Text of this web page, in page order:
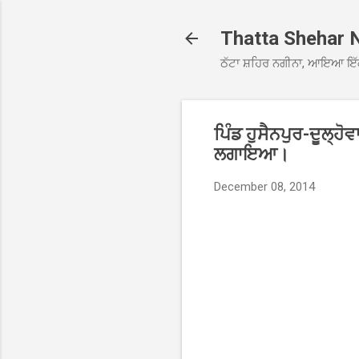
Thatta Shehar
ਠੱਟਾ ਸ਼ਹਿਰ ਨਗੀਨਾ, ਆਇਆ
ਪਿੰਡ ਹੁਸੈਨਪੁਰ-
ਲਗਾਇਆ।
December 08, 2014